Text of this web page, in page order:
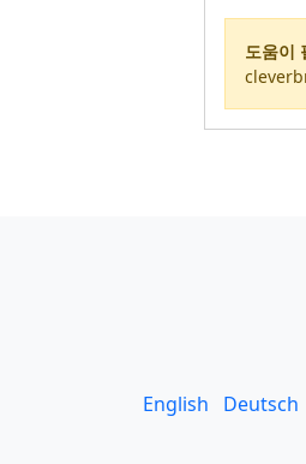
도움이
English Deutsch